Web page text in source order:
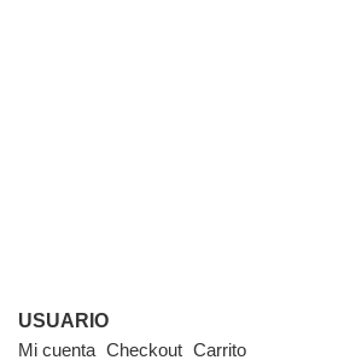
USUARIO
Mi cuenta Checkout Carrito